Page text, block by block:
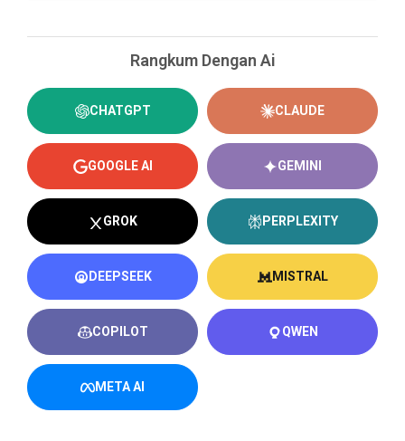
Rangkum Dengan Ai
CHATGPT CLAUDE
GOOGLE AI GEMINI
GROK PERPLEXITY
DEEPSEEK MISTRAL
COPILOT QWEN
META AI